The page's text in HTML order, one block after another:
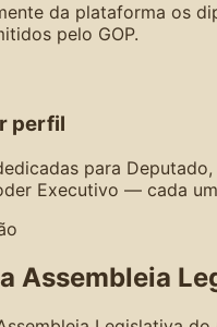
da plataforma os
pelo GOP.
perfil
para
Executivo — cada
Assembleia